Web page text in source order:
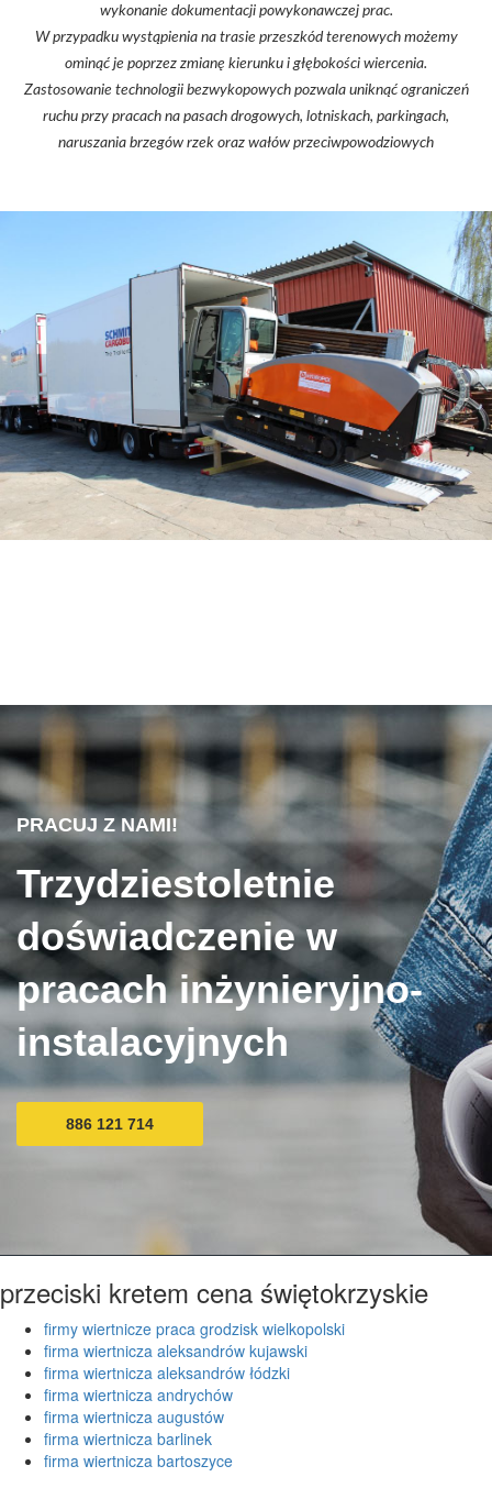
wykonanie dokumentacji powykonawczej prac.
W przypadku wystąpienia na trasie przeszkód terenowych możemy
ominąć je poprzez zmianę kierunku i głębokości wiercenia.
Zastosowanie technologii bezwykopowych pozwala uniknąć ograniczeń
ruchu przy pracach na pasach drogowych, lotniskach, parkingach,
naruszania brzegów rzek oraz wałów przeciwpowodziowych
PRACUJ Z NAMI!
Trzydziestoletnie
doświadczenie w
pracach inżynieryjno-
instalacyjnych
886 121 714
przeciski kretem cena świętokrzyskie
firmy wiertnicze praca grodzisk wielkopolski
firma wiertnicza aleksandrów kujawski
firma wiertnicza aleksandrów łódzki
firma wiertnicza andrychów
firma wiertnicza augustów
firma wiertnicza barlinek
firma wiertnicza bartoszyce